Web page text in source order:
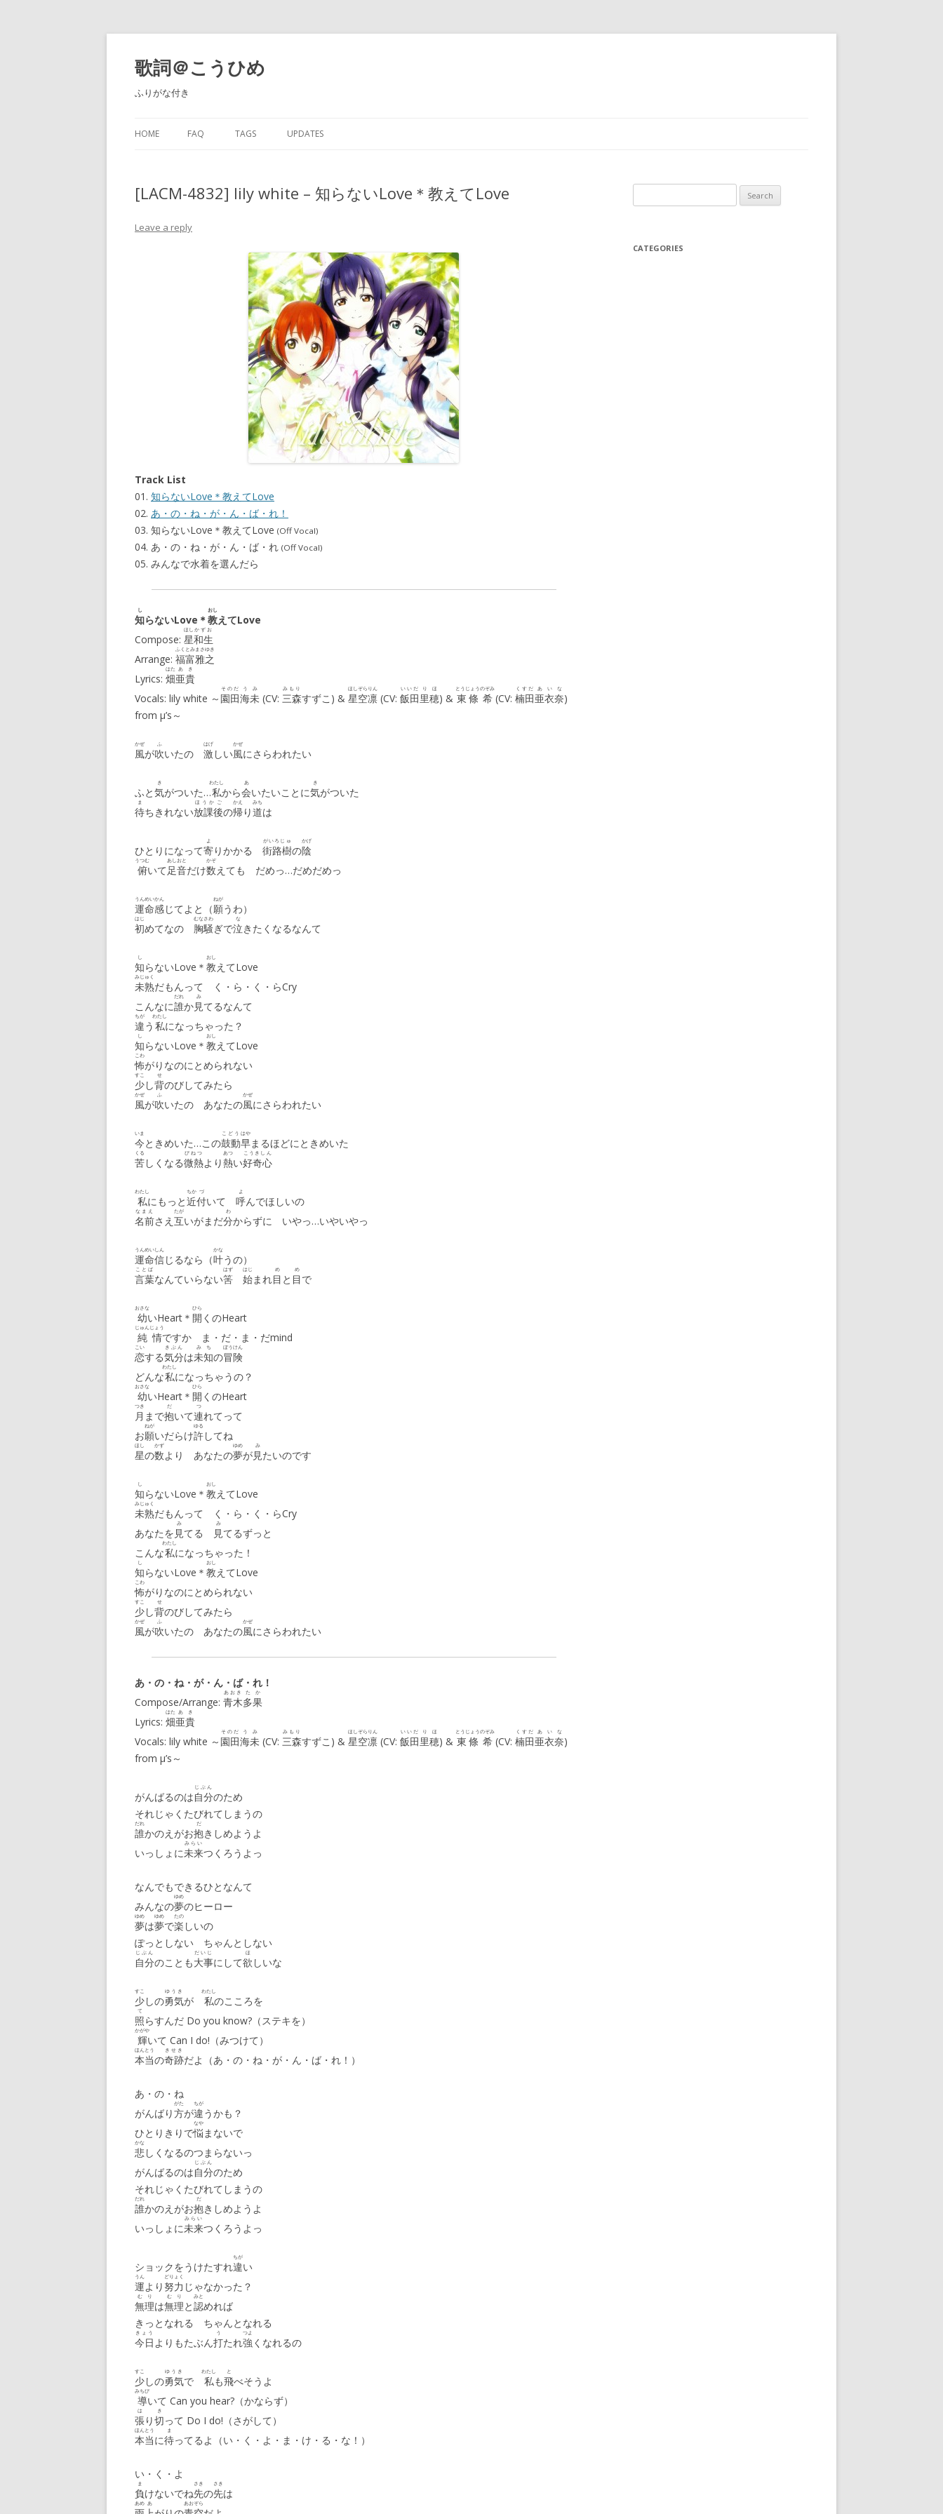
歌詞＠こうひめ
ふりがな付き
HOME FAQ TAGS UPDATES
[LACM-4832] lily white – 知らないLove＊教えてLove
Leave a reply
Track List
01. 知らないLove＊教えてLove
02. あ・の・ね・が・ん・ば・れ！
03. 知らないLove＊教えてLove (Off Vocal)
04. あ・の・ね・が・ん・ば・れ (Off Vocal)
05. みんなで水着を選んだら
知
し
らないLove＊教
おし
えてLove
Compose: 星
ほし
和生
かずお
Arrange: 福富
ふくとみ
雅之
まさゆき
Lyrics: 畑
はた
亜貴
あき
Vocals: lily white ～ 園田
そのだ
海未
うみ
(CV: 三森
みもり
すずこ) & 星空
ほしぞら
凛
りん
(CV: 飯田
いいだ
里穂
りほ
) & 東條
とうじょう
希
のぞみ
(CV: 楠田
くすだ
亜衣奈
あいな
)
from μ’s～
風
かぜ
が吹
ふ
いたの 激
はげ
しい風
かぜ
にさらわれたい
ふと気
き
がついた…私
わたし
から会
あ
いたいことに気
き
がついた
待
ま
ちきれない放課後
ほうかご
の帰
かえ
り道
みち
は
ひとりになって寄
よ
りかかる 街路樹
がいろじゅ
の陰
かげ
俯
うつむ
いて足音
あしおと
だけ数
かぞ
えても だめっ…だめだめっ
運命
うんめい
感
かん
じてよと（願
ねが
うわ）
初
はじ
めてなの 胸騒
むなさわ
ぎで泣
な
きたくなるなんて
知
し
らないLove＊ 教
おし
えてLove
未熟
みじゅく
だもんって く・ら・く・らCry
こんなに誰
だれ
か見
み
てるなんて
違
ちが
う 私
わたし
になっちゃった？
知
し
らないLove＊ 教
おし
えてLove
怖
こわ
がりなのにとめられない
少
すこ
し背
せ
のびしてみたら
風
かぜ
が吹
ふ
いたの あなたの風
かぜ
にさらわれたい
今
いま
ときめいた…この鼓動
こどう
早
はや
まるほどにときめいた
苦
くる
しくなる微熱
びねつ
より熱
あつ
い好奇心
こうきしん
私
わたし
にもっと近
ちか
付
づ
いて 呼
よ
んでほしいの
名前
なまえ
さえ 互
たが
いがまだ分
わ
からずに いやっ…いやいやっ
運命
うんめい
信
しん
じるなら（叶
かな
うの）
言葉
ことば
なんていらない筈
はず
始
はじ
まれ目
め
と 目
め
で
幼
おさな
いHeart＊ 開
ひら
くのHeart
純情
じゅんじょう
ですか ま・だ・ま・だmind
恋
こい
する気分
きぶん
は未知
みち
の冒険
ぼうけん
どんな私
わたし
になっちゃうの？
幼
おさな
いHeart＊ 開
ひら
くのHeart
月
つき
まで抱
だ
いて連
つ
れてって
お願
ねが
いだらけ許
ゆる
してね
星
ほし
の数
かず
より あなたの夢
ゆめ
が見
み
たいのです
知
し
らないLove＊ 教
おし
えてLove
未熟
みじゅく
だもんって く・ら・く・らCry
あなたを 見
み
てる 見
み
てるずっと
こんな私
わたし
になっちゃった！
知
し
らないLove＊ 教
おし
えてLove
怖
こわ
がりなのにとめられない
少
すこ
し背
せ
のびしてみたら
風
かぜ
が吹
ふ
いたの あなたの風
かぜ
にさらわれたい
あ・の・ね・が・ん・ば・れ！
Compose/Arrange: 青木
あおき
多果
たか
Lyrics: 畑
はた
亜貴
あき
Vocals: lily white ～ 園田
そのだ
海未
うみ
(CV: 三森
みもり
すずこ) & 星空
ほしぞら
凛
りん
(CV: 飯田
いいだ
里穂
りほ
) & 東條
とうじょう
希
のぞみ
(CV: 楠田
くすだ
亜衣奈
あいな
)
from μ’s～
がんばるのは自分
じぶん
のため
それじゃくたびれてしまうの
誰
だれ
かのえがお抱
だ
きしめようよ
いっしょに未来
みらい
つくろうよっ
なんでもできるひとなんて
みんなの夢
ゆめ
のヒーロー
夢
ゆめ
は夢
ゆめ
で楽
たの
しいの
ぽっとしない ちゃんとしない
自分
じぶん
のことも大事
だいじ
にして欲
ほ
しいな
少
すこ
しの勇気
ゆうき
が 私
わたし
のこころを
照
て
らすんだ Do you know?（ステキを）
輝
かがや
いて Can I do!（みつけて）
本当
ほんとう
の奇跡
きせき
だよ（あ・の・ね・が・ん・ば・れ！）
あ・の・ね
がんばり方
がた
が違
ちが
うかも？
ひとりきりで悩
なや
まないで
悲
かな
しくなるのつまらないっ
がんばるのは自分
じぶん
のため
それじゃくたびれてしまうの
誰
だれ
かのえがお抱
だ
きしめようよ
いっしょに未来
みらい
つくろうよっ
ショックをうけたすれ違
ちが
い
運
うん
より 努力
どりょく
じゃなかった？
無理
むり
は無理
むり
と認
みと
めれば
きっとなれる ちゃんとなれる
今日
きょう
よりもたぶん打
う
たれ強
つよ
くなれるの
少
すこ
しの勇気
ゆうき
で 私
わたし
も飛
と
べそうよ
導
みちび
いて Can you hear?（かならず）
張
は
り切
き
って Do I do!（さがして）
本当
ほんとう
に待
ま
ってるよ（い・く・よ・ま・け・る・な！）
い・く・よ
負
ま
けないでね先
さき
の先
さき
は
あめ あ あおぞら
for:
CATEGORIES